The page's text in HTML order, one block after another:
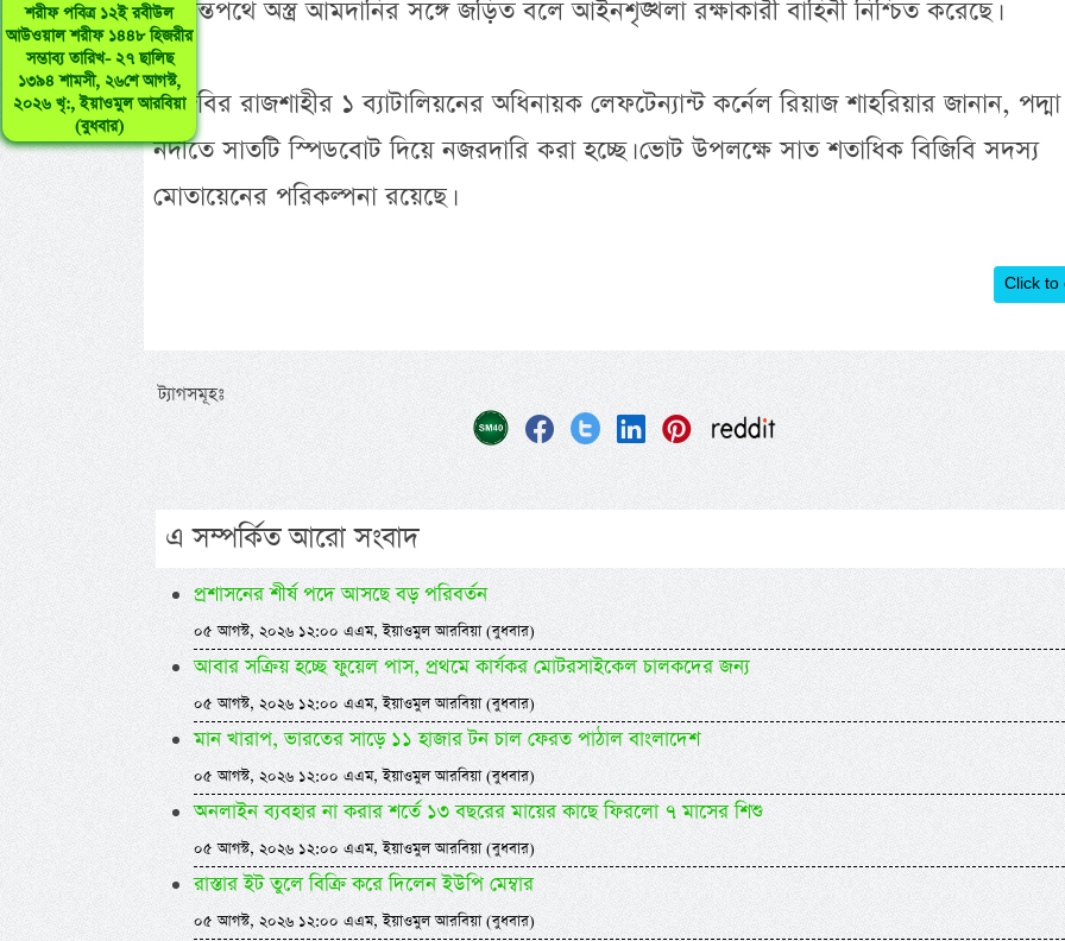
শরীফ পবিত্র ১২ই রবীউল
আউওয়াল শরীফ ১৪৪৮ হিজরীর
সম্ভাব্য তারিখ- ২৭ ছালিছ
১৩৯৪ শামসী, ২৬শে আগস্ট,
২০২৬ খৃ:, ইয়াওমুল আরবিয়া
(বুধবার)
সীমান্তপথে অস্ত্র আমদানির সঙ্গে জড়িত বলে আইনশৃঙ্খলা রক্ষাকারী বাহিনী নিশ্চিত করেছে।
বিজিবির রাজশাহীর ১ ব্যাটালিয়নের অধিনায়ক লেফটেন্যান্ট কর্নেল রিয়াজ শাহরিয়ার জানান, পদ্মা
নদীতে সাতটি স্পিডবোট দিয়ে নজরদারি করা হচ্ছে। ভোট উপলক্ষে সাত শতাধিক বিজিবি সদস্য
মোতায়েনের পরিকল্পনা রয়েছে।
Click to
ট্যাগসমূহঃ
এ সম্পর্কিত আরো সংবাদ
প্রশাসনের শীর্ষ পদে আসছে বড় পরিবর্তন
০৫ আগস্ট, ২০২৬ ১২:০০ এএম, ইয়াওমুল আরবিয়া (বুধবার)
আবার সক্রিয় হচ্ছে ফুয়েল পাস, প্রথমে কার্যকর মোটরসাইকেল চালকদের জন্য
০৫ আগস্ট, ২০২৬ ১২:০০ এএম, ইয়াওমুল আরবিয়া (বুধবার)
মান খারাপ, ভারতের সাড়ে ১১ হাজার টন চাল ফেরত পাঠাল বাংলাদেশ
০৫ আগস্ট, ২০২৬ ১২:০০ এএম, ইয়াওমুল আরবিয়া (বুধবার)
অনলাইন ব্যবহার না করার শর্তে ১৩ বছরের মায়ের কাছে ফিরলো ৭ মাসের শিশু
০৫ আগস্ট, ২০২৬ ১২:০০ এএম, ইয়াওমুল আরবিয়া (বুধবার)
রাস্তার ইট তুলে বিক্রি করে দিলেন ইউপি মেম্বার
০৫ আগস্ট, ২০২৬ ১২:০০ এএম, ইয়াওমুল আরবিয়া (বুধবার)